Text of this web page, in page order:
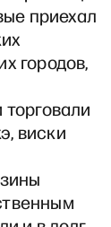
приехал
городов,
виски